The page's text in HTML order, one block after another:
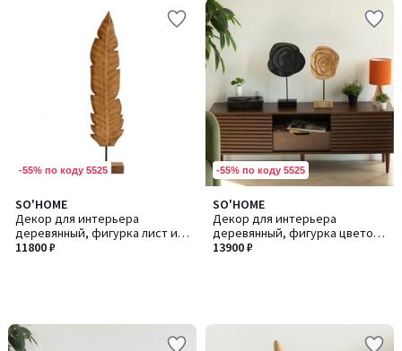
-55% по коду 5525
SO'HOME
Декор для интерьера
деревянный, фигурка лист из
манго
11800 ₽
-55% по коду 5525
SO'HOME
Декор для интерьера
деревянный, фигурка цветок
из манго
13900 ₽